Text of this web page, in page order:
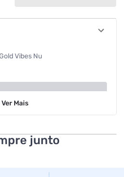
Vibes Nu
Ver Mais
junto